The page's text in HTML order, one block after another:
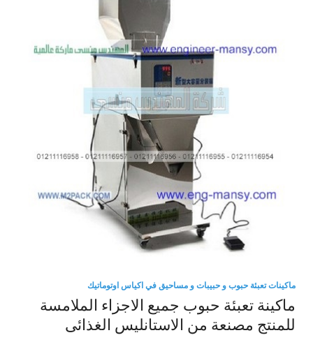
ماكينات تعبئة حبوب و حبيبات و مساحيق في اكياس اوتوماتيك
ماكينة تعبئة حبوب جميع الاجزاء الملامسة
للمنتج مصنعة من الاستانليس الغذائى